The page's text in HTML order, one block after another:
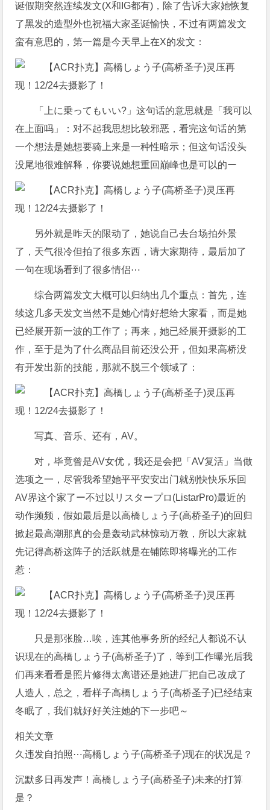
诞假期突然连续发文(X和IG都有)，除了告诉大家她恢复
了黑发的造型外也祝福大家圣诞愉快，不过有两篇发文
蛮有意思的，第一篇是今天早上在X的发文：
「上に乗ってもいい?」这句话的意思就是「我可以
在上面吗」：对不起我思想比较邪恶，看完这句话的第
一个想法是她想要骑上来是一种性暗示；但这句话没头
没尾地很难解释，你要说她想重回巔峰也是可以的ー
另外就是昨天的限动了，她说自己去台场拍外景
了，天气很冷但拍了很多东西，请大家期待，最后加了
一句在现场看到了很多情侣⋯
综合两篇发文大概可以归纳出几个重点：首先，连
续这几多天发文当然不是她心情好想给大家看，而是她
已经展开新一波的工作了；再来，她已经展开摄影的工
作，至于是为了什么商品目前还没公开，但如果高桥没
有开发出新的技能，那就不脱三个领域了：
写真、音乐、还有，AV。
对，毕竟曾是AV女优，我还是会把「AV复活」当做
选项之一，尽管我希望她平平安安出门就别快快乐乐回
AV界这个家了ー不过以リスタープロ(ListarPro)最近的
动作频频，假如最后是以高橋しょう子(高桥圣子)的回归
掀起最高潮那真的会是轰动武林惊动万教，所以大家就
先记得高桥这阵子的活跃就是在铺陈即将曝光的工作
惹：
只是那张脸…唉，连其他事务所的经纪人都说不认
识现在的高橋しょう子(高桥圣子)了，等到工作曝光后我
们再来看看是照片修得太离谱还是她进厂把自己改成了
人造人，总之，看样子高橋しょう子(高桥圣子)已经结束
冬眠了，我们就好好关注她的下一步吧～
相关文章
久违发自拍照⋯高橋しょう子(高桥圣子)现在的状况是？
沉默多日再发声！高橋しょう子(高桥圣子)未来的打算
是？